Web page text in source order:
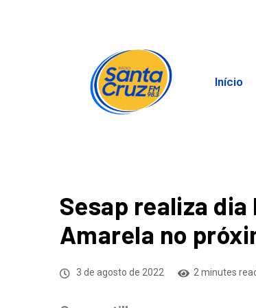
Início
Sesap realiza
Amarela no
3 de agosto de 2022 2 minutes